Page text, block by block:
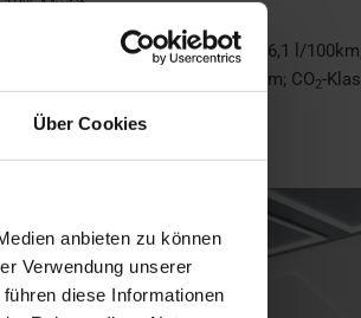
Über Cookies
anbieten zu können
Verwendung unserer
diese Informationen
19% MwSt.
Kraftstoffverbrauch (kombiniert): 6,1 l/100km
138 g/km; CO2-
FAHRZEUG ANZEIGEN